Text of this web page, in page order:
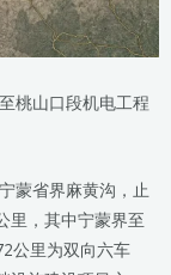
桃山口段机电工程
蒙省界麻黄沟，止
里，其中宁蒙界至
公里为双向六车